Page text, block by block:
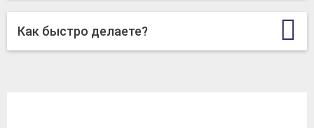
Как быстро делаете?